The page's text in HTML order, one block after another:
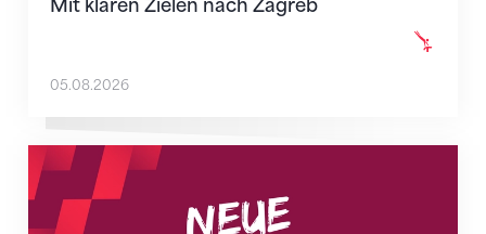
Mit klaren Zielen nach Zagreb
05.08.2026
Neue Empfangszeiten ab 1. August 2026